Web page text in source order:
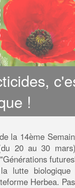
!
la 14ème
20 au 30
lutte biologique
Herbea.